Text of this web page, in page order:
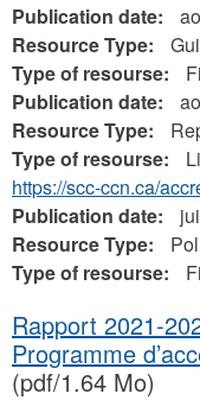
Publication date:
Resource Type:
Type of resourse:
Publication date:
Resource Type:
Type of resourse:
https://scc-ccn.ca/
Publication date:
Resource Type:
Type of resourse:
Rapport 2021-
Programme
(pdf/1.64 Mo)